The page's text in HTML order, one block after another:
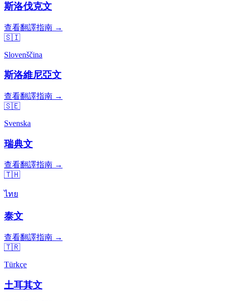
斯洛伐克文
查看翻譯指南 →
🇸🇮
Slovenščina
斯洛維尼亞文
查看翻譯指南 →
🇸🇪
Svenska
瑞典文
查看翻譯指南 →
🇹🇭
ไทย
泰文
查看翻譯指南 →
🇹🇷
Türkçe
土耳其文